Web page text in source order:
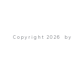
Copyright 2026 by